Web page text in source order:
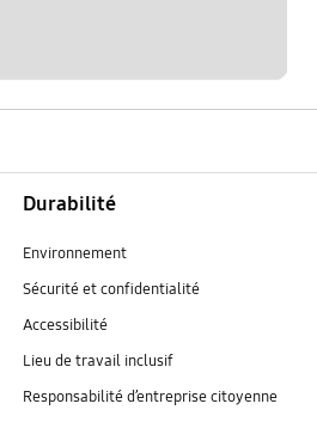
Durabilité
Environnement
Sécurité et confidentialité
Accessibilité
Lieu de travail inclusif
Responsabilité d’entreprise citoyenne